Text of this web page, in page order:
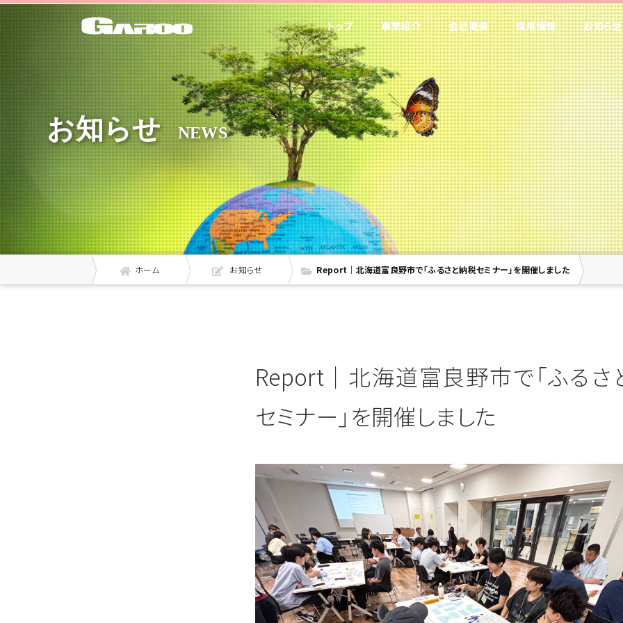
トップ 事業紹介 会社概要 採用情報 お知らせ
お知らせ NEWS
ホーム お知らせ Report｜北海道富良野市で「ふるさと納税セミナー」を開催しました
Report｜北海道富良野市で「ふるさ
セミナー」を開催しました